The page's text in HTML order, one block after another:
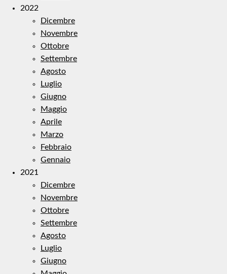
2022
Dicembre
Novembre
Ottobre
Settembre
Agosto
Luglio
Giugno
Maggio
Aprile
Marzo
Febbraio
Gennaio
2021
Dicembre
Novembre
Ottobre
Settembre
Agosto
Luglio
Giugno